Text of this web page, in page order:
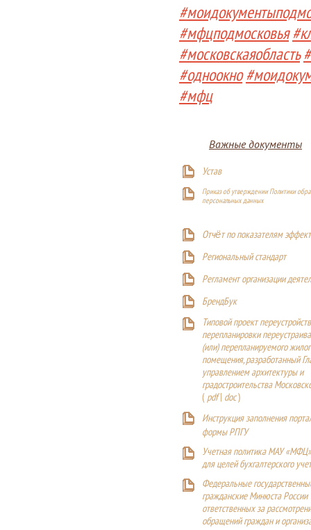
#мфцподмосковья
#московскаяобласть
#одноокно
#мфц
Важные документы
Устав
Приказ об утверждении Политики
персональных данных
Отчёт по показателям
Региональный стандарт
Регламент организации
БрендБук
Типовой проект
перепланировки
(или) перепланируемого
помещения, разработанный
управлением архитектуры и
градостроительства
( pdf| doc)
Инструкция заполнения
формы РПГУ
Учетная политика МАУ
для целей бухгалтерского
Федеральные
гражданские Минюста России
ответственных за
обращений граждан и